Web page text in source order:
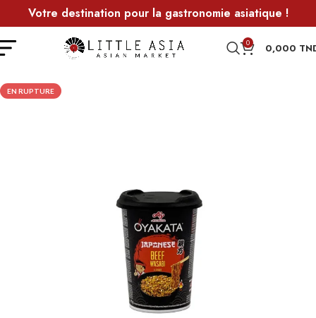
Votre destination pour la gastronomie asiatique !
0 0,000
EN RUPTURE